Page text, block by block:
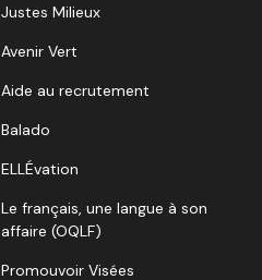
Justes Milieux
Avenir Vert
Aide au recrutement
Balado
ELLÉvation
Le français, une langue à son
affaire (OQLF)
Promouvoir Visées